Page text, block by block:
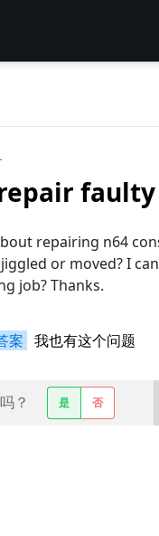
repairing n64
or moved? I
job? Thanks.
案 我也有这个问题
？ 是 否